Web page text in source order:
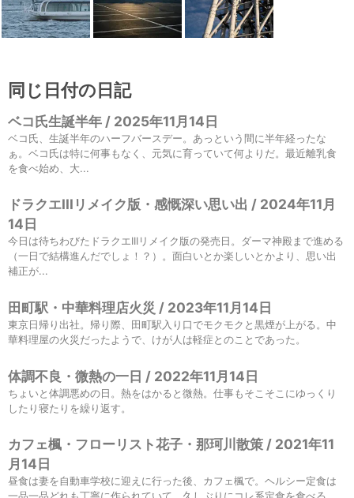
同じ日付の日記
ベコ氏生誕半年 / 2025年11月14日
ベコ氏、生誕半年のハーフバースデー。あっという間に半年経ったな
ぁ。ベコ氏は特に何事もなく、元気に育っていて何よりだ。最近離乳食
を食べ始め、大...
ドラクエIIIリメイク版・感慨深い思い出 / 2024年11月
14日
今日は待ちわびたドラクエIIIリメイク版の発売日。ダーマ神殿まで進める
（一日で結構進んだでしょ！？）。面白いとか楽しいとかより、思い出
補正が...
田町駅・中華料理店火災 / 2023年11月14日
東京日帰り出社。帰り際、田町駅入り口でモクモクと黒煙が上がる。中
華料理屋の火災だったようで、けが人は軽症とのことであった。
体調不良・微熱の一日 / 2022年11月14日
ちょいと体調悪めの日。熱をはかると微熱。仕事もそこそこにゆっくり
したり寝たりを繰り返す。
カフェ楓・フローリスト花子・那珂川散策 / 2021年11
月14日
昼食は妻を自動車学校に迎えに行った後、カフェ楓で。ヘルシー定食は